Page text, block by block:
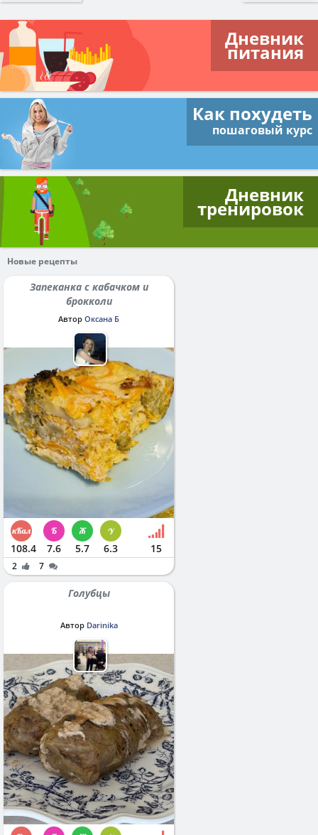
Дневник
питания
Как похудеть
пошаговый курс
Дневник
тренировок
Новые рецепты
Запеканка с кабачком и
брокколи
Автор Оксана Б
108.4 7.6 5.7 6.3 15
2 7
Голубцы
Автор Darinika